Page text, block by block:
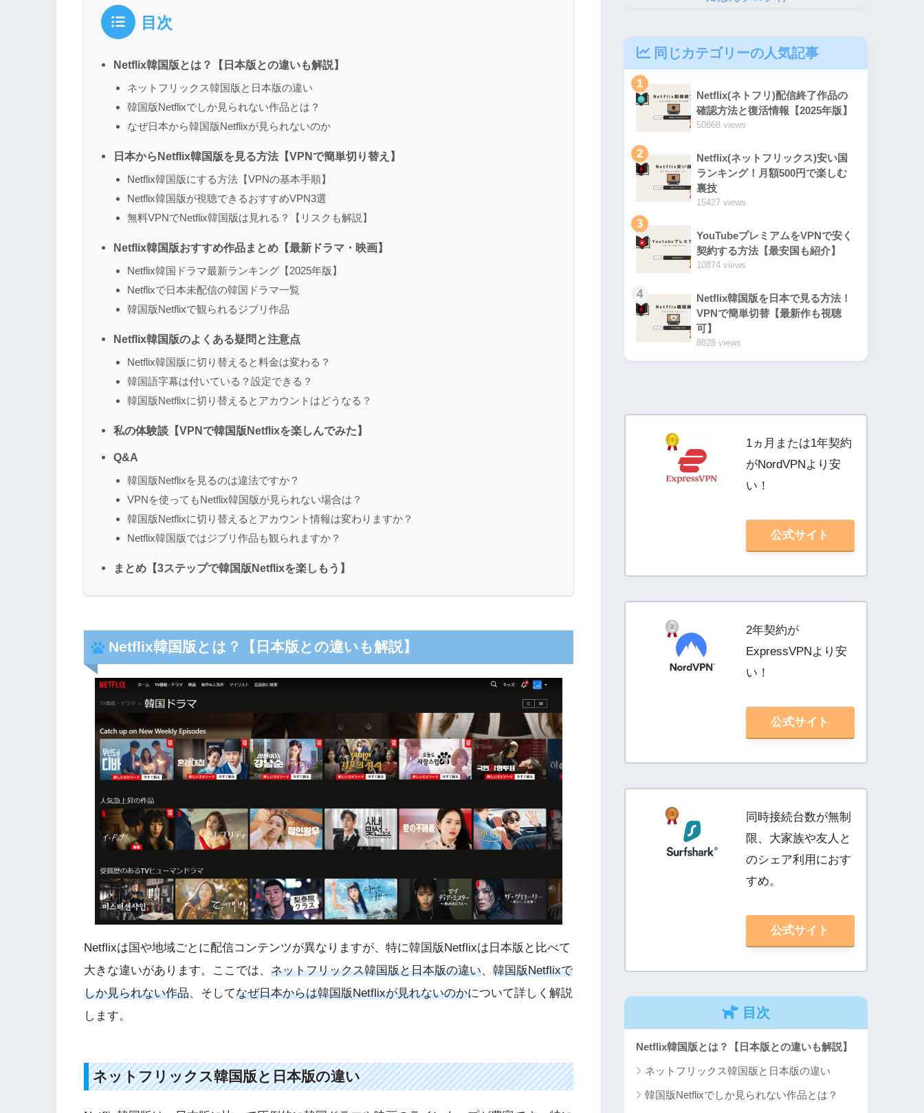
目次
Netflix韓国版とは？【日本版との違いも解説】
ネットフリックス韓国版と日本版の違い
韓国版Netflixでしか見られない作品とは？
なぜ日本から韓国版Netflixが見られないのか
日本からNetflix韓国版を見る方法【VPNで簡単切り替え】
Netflix韓国版にする方法【VPNの基本手順】
Netflix韓国版が視聴できるおすすめVPN3選
無料VPNでNetflix韓国版は見れる？【リスクも解説】
Netflix韓国版おすすめ作品まとめ【最新ドラマ・映画】
Netflix韓国ドラマ最新ランキング【2025年版】
Netflixで日本未配信の韓国ドラマ一覧
韓国版Netflixで観られるジブリ作品
Netflix韓国版のよくある疑問と注意点
Netflix韓国版に切り替えると料金は変わる？
韓国語字幕は付いている？設定できる？
韓国版Netflixに切り替えるとアカウントはどうなる？
私の体験談【VPNで韓国版Netflixを楽しんでみた】
Q&A
韓国版Netflixを見るのは違法ですか？
VPNを使ってもNetflix韓国版が見られない場合は？
韓国版Netflixに切り替えるとアカウント情報は変わりますか？
Netflix韓国版ではジブリ作品も観られますか？
まとめ【3ステップで韓国版Netflixを楽しもう】
Netflix韓国版とは？【日本版との違いも解説】
Netflixは国や地域ごとに配信コンテンツが異なりますが、特に韓国版Netflixは日本版と比べて
大きな違いがあります。ここでは、 ネットフリックス韓国版と日本版の違い、 韓国版Netflixで
しか見られない作品、そしてなぜ日本からは韓国版Netflixが見れないのかについて詳しく解説
します。
ネットフリックス韓国版と日本版の違い
同じカテゴリーの人気記事
1
Netflix(ネトフリ)配信終了作品の
確認方法と復活情報【2025年版】
50868 views
2
Netflix(ネットフリックス)安い国
ランキング！月額500円で楽しむ
裏技
15427 views
3
YouTubeプレミアムをVPNで安く
契約する方法【最安国も紹介】
10874 views
4
Netflix韓国版を日本で見る方法！
VPNで簡単切替【最新作も視聴
可】
8828 views
1ヵ月または1年契約
がNordVPNより安
い！
公式サイト
2年契約が
ExpressVPNより安
い！
公式サイト
同時接続台数が無制
限、大家族や友人と
のシェア利用におす
すめ。
公式サイト
目次
Netflix韓国版とは？【日本版との違いも解説】
ネットフリックス韓国版と日本版の違い
韓国版Netflixでしか見られない作品とは？